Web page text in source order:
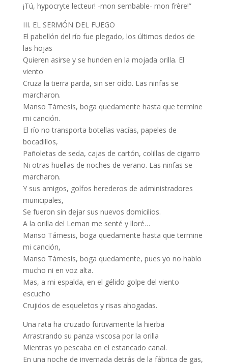
¡Tú, hypocryte lecteur! -mon sembable- mon frère!”
III. EL SERMÓN DEL FUEGO
El pabellón del río fue plegado, los últimos dedos de
las hojas
Quieren asirse y se hunden en la mojada orilla. El
viento
Cruza la tierra parda, sin ser oído. Las ninfas se
marcharon.
Manso Támesis, boga quedamente hasta que termine
mi canción.
El río no transporta botellas vacías, papeles de
bocadillos,
Pañoletas de seda, cajas de cartón, colillas de cigarro
Ni otras huellas de noches de verano. Las ninfas se
marcharon.
Y sus amigos, golfos herederos de administradores
municipales,
Se fueron sin dejar sus nuevos domicilios.
A la orilla del Leman me senté y lloré…
Manso Támesis, boga quedamente hasta que termine
mi canción,
Manso Támesis, boga quedamente, pues yo no hablo
mucho ni en voz alta.
Mas, a mi espalda, en el gélido golpe del viento
escucho
Crujidos de esqueletos y risas ahogadas.
Una rata ha cruzado furtivamente la hierba
Arrastrando su panza viscosa por la orilla
Mientras yo pescaba en el estancado canal.
En una noche de invemada detrás de la fábrica de gas,